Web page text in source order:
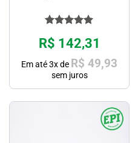
5.00 de 5
R$ 142,31
Em até3x de R$ 49,93
sem juros